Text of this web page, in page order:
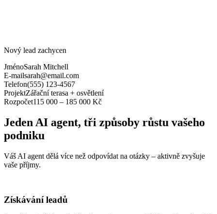
Nový lead zachycen
JménoSarah Mitchell
E-mailsarah@email.com
Telefon(555) 123-4567
ProjektZářační terasa + osvětlení
Rozpočet115 000 – 185 000 Kč
Jeden AI agent, tři způsoby růstu vašeho
podniku
Váš AI agent dělá více než odpovídat na otázky – aktivně zvyšuje
vaše příjmy.
Získávání leadů